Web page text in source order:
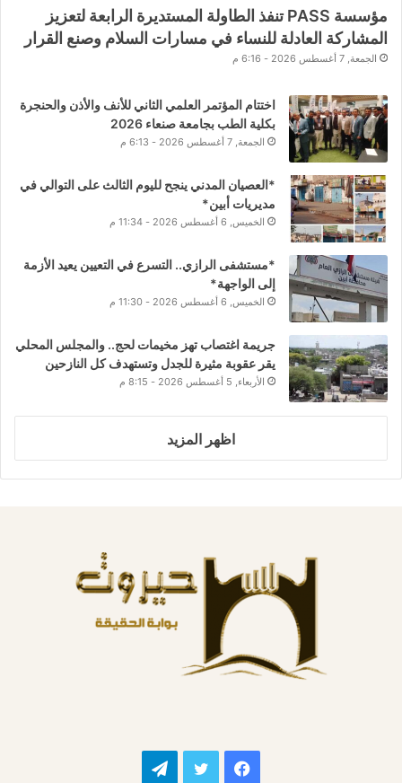
مؤسسة PASS تنفذ الطاولة المستديرة الرابعة لتعزيز
المشاركة العادلة للنساء في مسارات السلام وصنع القرار
الجمعة, 7 أغسطس 2026 - 6:16 م
اختتام المؤتمر العلمي الثاني للأنف والأذن والحنجرة
بكلية الطب بجامعة صنعاء 2026
الجمعة, 7 أغسطس 2026 - 6:13 م
*العصيان المدني ينجح لليوم الثالث على التوالي في
مديريات أبين*
الخميس, 6 أغسطس 2026 - 11:34 م
*مستشفى الرازي.. التسرع في التعيين يعيد الأزمة
إلى الواجهة*
الخميس, 6 أغسطس 2026 - 11:30 م
جريمة اغتصاب تهز مخيمات لحج.. والمجلس المحلي
يقر عقوبة مثيرة للجدل وتستهدف كل النازحين
الأربعاء, 5 أغسطس 2026 - 8:15 م
اظهر المزيد
فيسبوك تويتر تيلقرام